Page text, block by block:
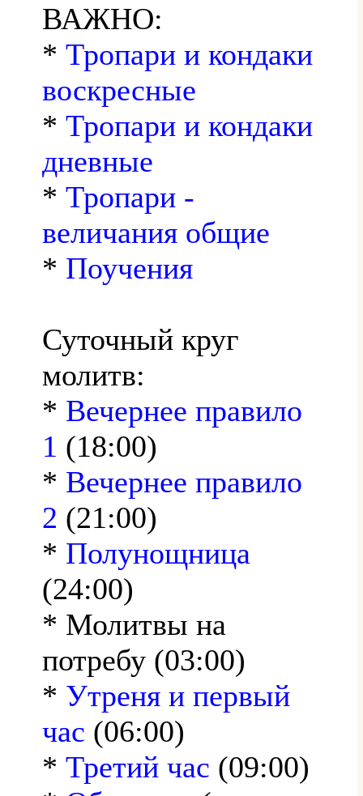
ВАЖНО:
* Тропари и кондаки
воскресные
* Тропари и кондаки
дневные
* Тропари -
величания общие
* Поучения
Суточный круг
молитв:
* Вечернее правило
1 (18:00)
* Вечернее правило
2 (21:00)
* Полунощница
(24:00)
* Молитвы на
потребу (03:00)
* Утреня и первый
час (06:00)
* Третий час (09:00)